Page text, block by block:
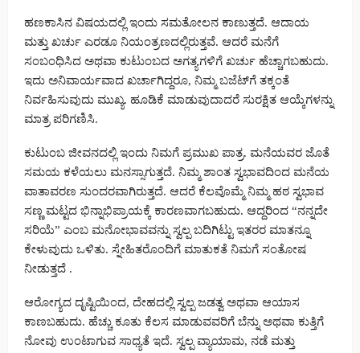
ಹಣಕಾಸಿನ ವಿಷಯದಲ್ಲಿ ಇಂದು ಸಮತೋಲನ ಕಾಣುತ್ತದೆ. ಆದಾಯ
ಮತ್ತು ಖರ್ಚು ಎರಡೂ ನಿಯಂತ್ರಣದಲ್ಲಿರುತ್ತವೆ. ಆದರೆ ಮನೆಗೆ
ಸಂಬಂಧಿಸಿದ ಅಥವಾ ಕುಟುಂಬದ ಅಗತ್ಯಗಳಿಗೆ ಖರ್ಚು ಹೆಚ್ಚಾಗಬಹುದು.
ಇದು ಅನಿವಾರ್ಯವಾದ ಖರ್ಚಾಗಿದ್ದರೂ, ನಿಮ್ಮ ಬಜೆಟ್‌ಗೆ ತಕ್ಕಂತೆ
ನಿರ್ವಹಿಸುವುದು ಮುಖ್ಯ. ಹೂಡಿಕೆ ಮಾಡುವುದಾದರೆ ಸುರಕ್ಷಿತ ಆಯ್ಕೆಗಳನ್ನು
ಮಾತ್ರ ಪರಿಗಣಿಸಿ.
ಕುಟುಂಬ ಜೀವನದಲ್ಲಿ ಇಂದು ನಿಮಗೆ ಪ್ರಮುಖ ಪಾತ್ರ. ಮನೆಯವರ ಜೊತೆ
ಸಮಯ ಕಳೆಯಲು ಮನಸ್ಸಾಗುತ್ತದೆ. ನಿಮ್ಮ ಶಾಂತ ಸ್ವಭಾವದಿಂದ ಮನೆಯ
ವಾತಾವರಣ ಸುಂದರವಾಗಿರುತ್ತದೆ. ಆದರೆ ಕೆಲವೊಮ್ಮೆ ನಿಮ್ಮ ಹಠ ಸ್ವಭಾವ
ಸಣ್ಣ ಮಟ್ಟದ ಭಿನ್ನಾಭಿಪ್ರಾಯಕ್ಕೆ ಕಾರಣವಾಗಬಹುದು. ಆದ್ದರಿಂದ “ನನ್ನದೇ
ಸರಿಯೆ” ಎಂಬ ಮನೋಭಾವವನ್ನು ಸ್ವಲ್ಪ ಬದಿಗಿಟ್ಟು ಇತರರ ಮಾತನ್ನೂ
ಕೇಳುವುದು ಒಳಿತು. ಸ್ನೇಹಿತರೊಂದಿಗೆ ಮಾತುಕತೆ ನಿಮಗೆ ಸಂತೋಷ
ನೀಡುತ್ತದೆ .
ಆರೋಗ್ಯದ ದೃಷ್ಟಿಯಿಂದ, ದೇಹದಲ್ಲಿ ಸ್ವಲ್ಪ ಜಡತ್ವ ಅಥವಾ ಆಯಾಸ
ಕಾಣಬಹುದು. ಹೆಚ್ಚು ಕೂತು ಕೆಲಸ ಮಾಡುವವರಿಗೆ ಬೆನ್ನು ಅಥವಾ ಕುತ್ತಿಗೆ
ನೋವು ಉಂಟಾಗುವ ಸಾಧ್ಯತೆ ಇದೆ. ಸ್ವಲ್ಪ ವ್ಯಾಯಾಮ, ನಡೆ ಮತ್ತು